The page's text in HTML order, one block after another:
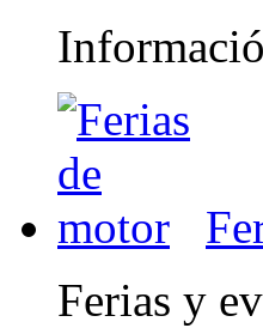
Ferias y